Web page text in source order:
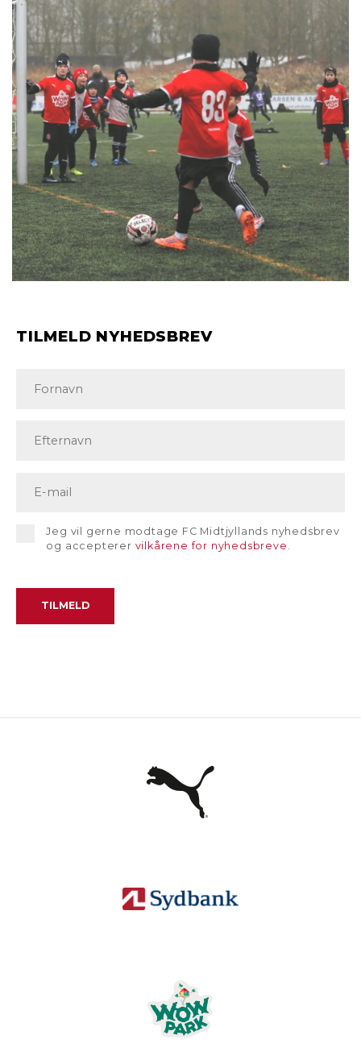
TILMELD NYHEDSBREV
Jeg vil gerne modtage FC Midtjyllands nyhedsbrev
og accepterer vilkårene for nyhedsbreve